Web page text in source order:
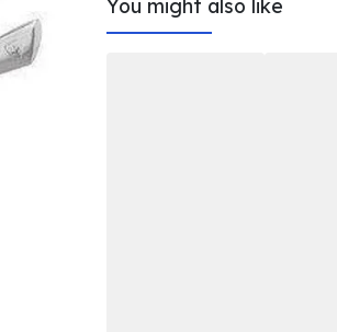
You might also like